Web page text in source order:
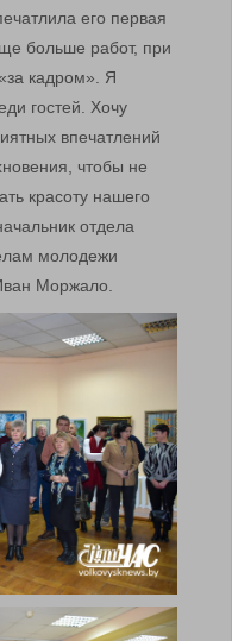
его первая
больше работ, при
кадром». Я
гостей. Хочу
впечатлений
чтобы не
красоту нашего
отдела
молодежи
Моржало.